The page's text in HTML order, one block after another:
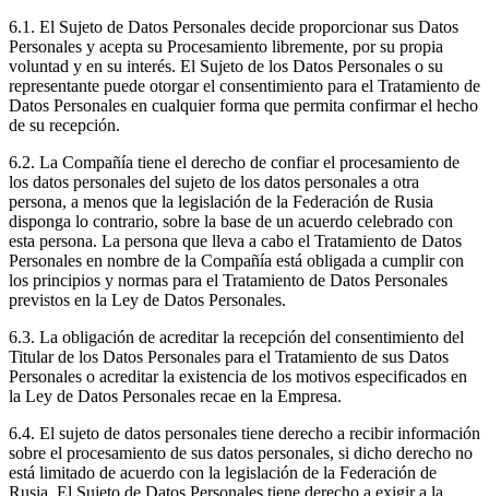
6.1. El Sujeto de Datos Personales decide proporcionar sus Datos
Personales y acepta su Procesamiento libremente, por su propia
voluntad y en su interés. El Sujeto de los Datos Personales o su
representante puede otorgar el consentimiento para el Tratamiento de
Datos Personales en cualquier forma que permita confirmar el hecho
de su recepción.
6.2. La Compañía tiene el derecho de confiar el procesamiento de
los datos personales del sujeto de los datos personales a otra
persona, a menos que la legislación de la Federación de Rusia
disponga lo contrario, sobre la base de un acuerdo celebrado con
esta persona. La persona que lleva a cabo el Tratamiento de Datos
Personales en nombre de la Compañía está obligada a cumplir con
los principios y normas para el Tratamiento de Datos Personales
previstos en la Ley de Datos Personales.
6.3. La obligación de acreditar la recepción del consentimiento del
Titular de los Datos Personales para el Tratamiento de sus Datos
Personales o acreditar la existencia de los motivos especificados en
la Ley de Datos Personales recae en la Empresa.
6.4. El sujeto de datos personales tiene derecho a recibir información
sobre el procesamiento de sus datos personales, si dicho derecho no
está limitado de acuerdo con la legislación de la Federación de
Rusia. El Sujeto de Datos Personales tiene derecho a exigir a la